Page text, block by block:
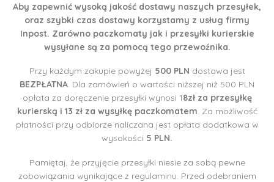
Aby zapewnić wysoką jakość dostawy naszych przesyłek,
oraz szybki czas dostawy korzystamy z usług firmy
Inpost. Zarówno paczkomaty jak i przesyłki kurierskie
wysyłane są za pomocą tego przewoźnika.
Przy każdym zakupie powyżej 500 PLN dostawa jest
BEZPŁATNA. Dla zamówień o wartości niższej niż 500 PLN
opłata za doręczenie przesyłki wynosi 18zł za przesyłkę
kurierską i 13 zł za wysyłkę paczkomatem. Za możliwość
płatności przy odbiorze naliczana jest opłata dodatkowa w
wysokości 5 PLN.
Pamiętaj, że przyjęcie przesyłki niesie za sobą pewne
zobowiązania wynikające z regulaminu. Przed odebraniem